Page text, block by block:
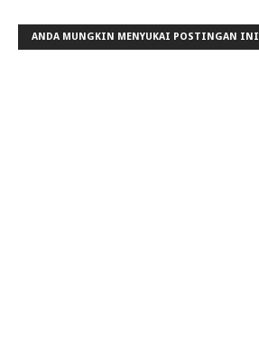
ANDA MUNGKIN MENYUKAI POSTINGAN INI